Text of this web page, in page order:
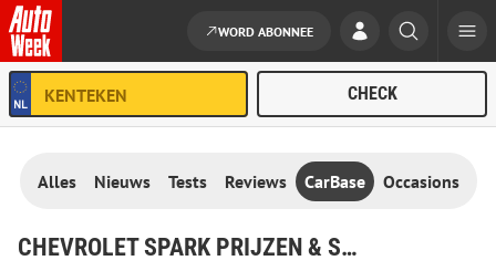
Ga naar de inhoud
WORD ABONNEE
Alles Nieuws Tests Reviews CarBase Occasions
CHEVROLET SPARK PRIJZEN & SPECIFICATIES